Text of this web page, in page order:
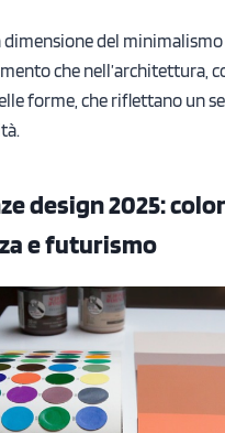
dimensione del
che nell’architettura,
forme, che riflettano un
design 2025:
e futurismo